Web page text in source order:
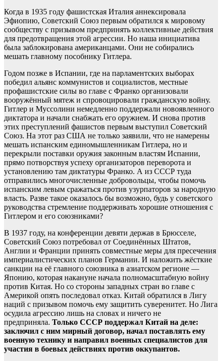
Когда в 1935 году фашистская Италия аннексировала
Эфиопию, Советский Союз первым обратился к мировому
сообществу с призывом предпринять коллективные действия
для предотвращения этой агрессии. Но наша инициатива
была заблокирована американцами. Они не собирались
мешать главному пособнику Гитлера.
Годом позже в Испании, где на парламентских выборах
победил альянс коммунистов и социалистов, местные
профашистские силы во главе с Франко организовали
вооружённый мятеж и спровоцировали гражданскую войну.
Гитлер и Муссолини немедленно поддержали новоявленного
диктатора и начали снабжать его оружием. И снова против
этих преступлений фашистов первым выступил Советский
Союз. На этот раз США не только заявили, что не намерены
мешать испанским единомышленникам Гитлера, но и
перекрыли поставки оружия законным властям Испании,
прямо потворствуя успеху организаторов переворота и
установлению там диктатуры Франко. А из СССР туда
отправились многочисленные добровольцы, чтобы помочь
испанским левым сражаться против узурпаторов за народную
власть. Разве такое оказалось бы возможно, будь у советского
руководства стремление поддерживать хорошие отношения с
Гитлером и его союзниками?
В 1937 году, на конференции девяти держав в Брюсселе,
Советский Союз потребовал от Соединённых Штатов,
Англии и Франции принять совместные меры для пресечения
империалистических планов Германии. И наложить жёсткие
санкции на её главного союзника в азиатском регионе —
Японию, которая накануне начала полномасштабную войну
против Китая. Но со стороны западных стран во главе с
Америкой опять последовал отказ. Китай обратился в Лигу
наций с призывом помочь ему защитить суверенитет. Но Лига
осудила агрессию лишь на словах и ничего не
предприняла. Только СССР поддержал Китай на деле:
заключил с ним мирный договор, начал поставлять ему
военную технику и направил военных специалистов для
участия в боевых действиях против оккупантов.